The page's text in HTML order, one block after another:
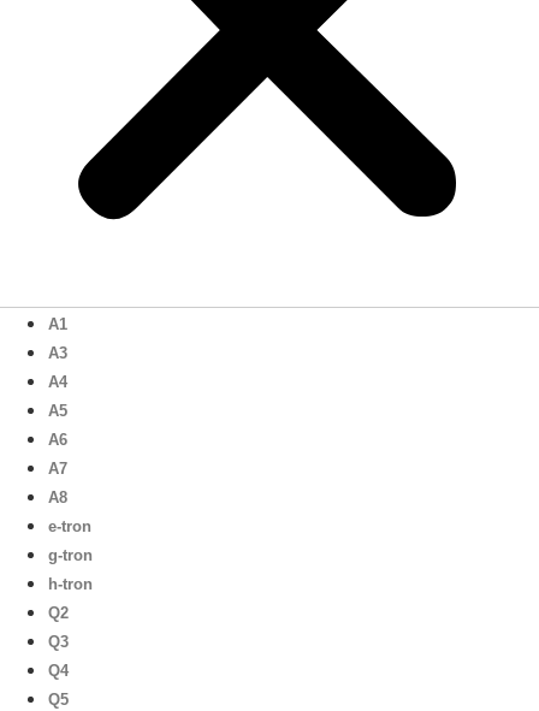
A1
A3
A4
A5
A6
A7
A8
e-tron
g-tron
h-tron
Q2
Q3
Q4
Q5